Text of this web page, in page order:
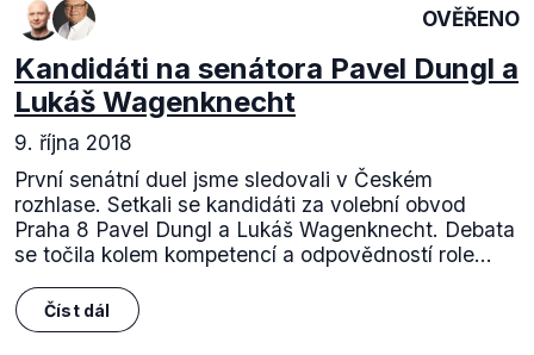
OVĚŘENO
Kandidáti na senátora Pavel Dungl a
Lukáš Wagenknecht
9. října 2018
První senátní duel jsme sledovali v Českém
rozhlase. Setkali se kandidáti za volební obvod
Praha 8 Pavel Dungl a Lukáš Wagenknecht. Debata
se točila kolem kompetencí a odpovědností role...
Číst dál